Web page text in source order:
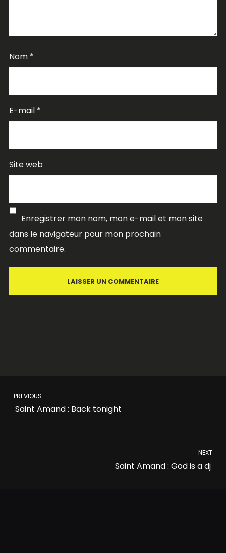
Nom *
E-mail *
Site web
Enregistrer mon nom, mon e-mail et mon site
dans le navigateur pour mon prochain
commentaire.
PREVIOUS
Saint Amand : Back tonight
NEXT
Saint Amand : God is a dj